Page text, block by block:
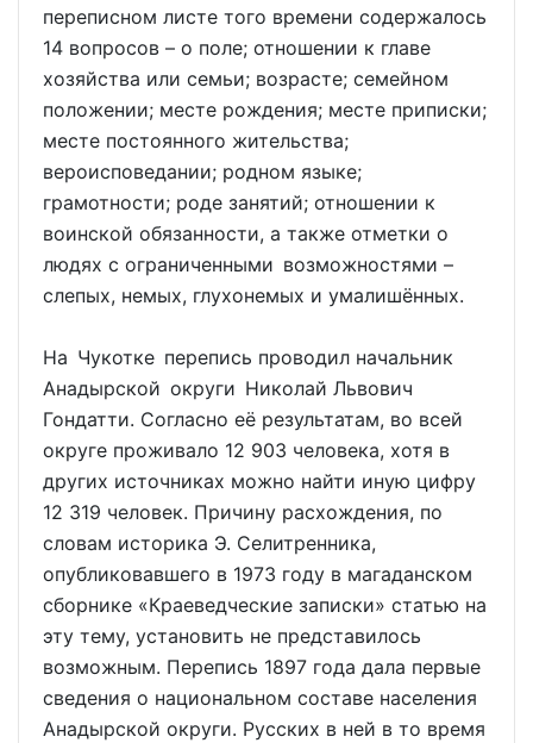
переписном листе того времени содержалось
14 вопросов – о поле; отношении к главе
хозяйства или семьи; возрасте; семейном
положении; месте рождения; месте приписки;
месте постоянного жительства;
вероисповедании; родном языке;
грамотности; роде занятий; отношении к
воинской обязанности, а также отметки о
людях с ограниченными возможностями –
слепых, немых, глухонемых и умалишённых.
На Чукотке перепись проводил начальник
Анадырской округи Николай Львович
Гондатти. Согласно её результатам, во всей
округе проживало 12 903 человека, хотя в
других источниках можно найти иную цифру
12 319 человек. Причину расхождения, по
словам историка Э. Селитренника,
опубликовавшего в 1973 году в магаданском
сборнике «Краеведческие записки» статью на
эту тему, установить не представилось
возможным. Перепись 1897 года дала первые
сведения о национальном составе населения
Анадырской округи. Русских в ней в то время